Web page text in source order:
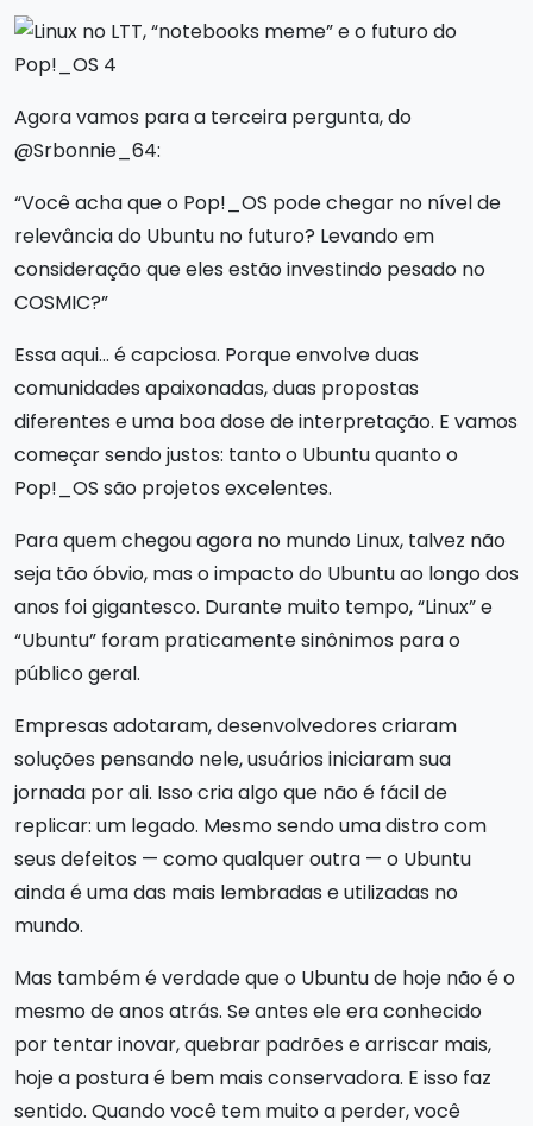
Agora vamos para a terceira pergunta, do
@Srbonnie_64:
“Você acha que o Pop!_OS pode chegar no nível de
relevância do Ubuntu no futuro? Levando em
consideração que eles estão investindo pesado no
COSMIC?”
Essa aqui… é capciosa. Porque envolve duas
comunidades apaixonadas, duas propostas
diferentes e uma boa dose de interpretação. E vamos
começar sendo justos: tanto o Ubuntu quanto o
Pop!_OS são projetos excelentes.
Para quem chegou agora no mundo Linux, talvez não
seja tão óbvio, mas o impacto do Ubuntu ao longo dos
anos foi gigantesco. Durante muito tempo, “Linux” e
“Ubuntu” foram praticamente sinônimos para o
público geral.
Empresas adotaram, desenvolvedores criaram
soluções pensando nele, usuários iniciaram sua
jornada por ali. Isso cria algo que não é fácil de
replicar: um legado. Mesmo sendo uma distro com
seus defeitos — como qualquer outra — o Ubuntu
ainda é uma das mais lembradas e utilizadas no
mundo.
Mas também é verdade que o Ubuntu de hoje não é o
mesmo de anos atrás. Se antes ele era conhecido
por tentar inovar, quebrar padrões e arriscar mais,
hoje a postura é bem mais conservadora. E isso faz
sentido. Quando você tem muito a perder, você